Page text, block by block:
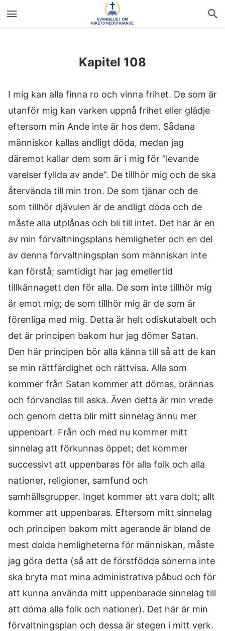
Kapitel 108
Kapitel 108
I mig kan alla finna ro och vinna frihet. De som är
utanför mig kan varken uppnå frihet eller glädje
eftersom min Ande inte är hos dem. Sådana
människor kallas andligt döda, medan jag
däremot kallar dem som är i mig för ”levande
varelser fyllda av ande”. De tillhör mig och de ska
återvända till min tron. De som tjänar och de
som tillhör djävulen är de andligt döda och de
måste alla utplånas och bli till intet. Det här är en
av min förvaltningsplans hemligheter och en del
av denna förvaltningsplan som människan inte
kan förstå; samtidigt har jag emellertid
tillkännagett den för alla. De som inte tillhör mig
är emot mig; de som tillhör mig är de som är
förenliga med mig. Detta är helt odiskutabelt och
det är principen bakom hur jag dömer Satan.
Den här principen bör alla känna till så att de kan
se min rättfärdighet och rättvisa. Alla som
kommer från Satan kommer att dömas, brännas
och förvandlas till aska. Även detta är min vrede
och genom detta blir mitt sinnelag ännu mer
uppenbart. Från och med nu kommer mitt
sinnelag att förkunnas öppet; det kommer
successivt att uppenbaras för alla folk och alla
nationer, religioner, samfund och
samhällsgrupper. Inget kommer att vara dolt; allt
kommer att uppenbaras. Eftersom mitt sinnelag
och principen bakom mitt agerande är bland de
mest dolda hemligheterna för människan, måste
jag göra detta (så att de förstfödda sönerna inte
ska bryta mot mina administrativa påbud och för
att kunna använda mitt uppenbarade sinnelag till
att döma alla folk och nationer). Det här är min
förvaltningsplan och dessa är stegen i mitt verk.